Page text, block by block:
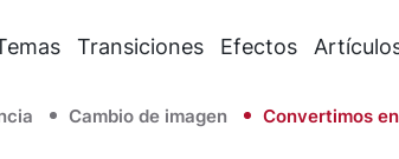
Transiciones Efectos
Cambio de imagen Convertimos